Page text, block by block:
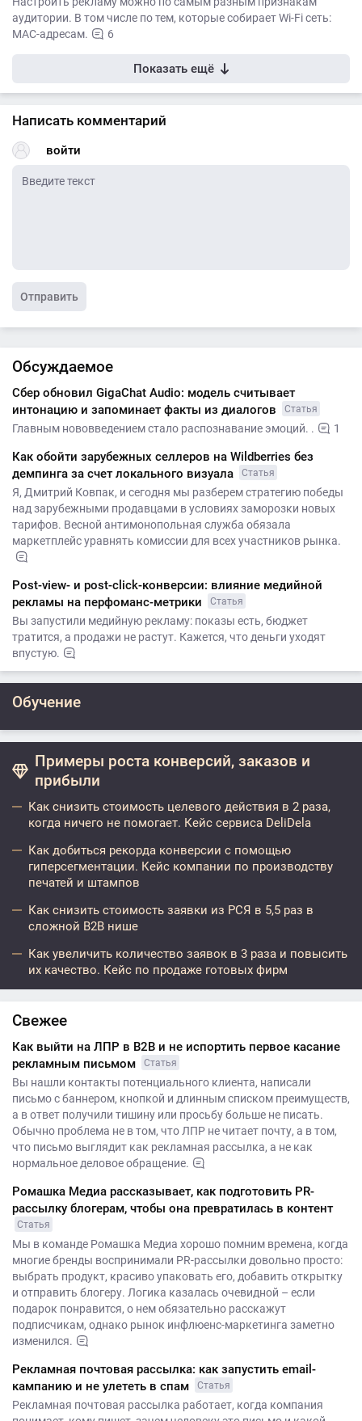
аудитории. В том числе по тем, которые собирает Wi-Fi сеть:
MAC-адресам.
6
Показать ещё
Написать комментарий
войти
Отправить
Обсуждаемое
Сбер обновил GigaChat Audio: модель считывает
интонацию и запоминает факты из диалогов
Статья
Главным нововведением стало распознавание эмоций. . 1
Как обойти зарубежных селлеров на Wildberries без
демпинга за счет локального визуала
Статья
Я, Дмитрий Ковпак, и сегодня мы разберем стратегию победы
над зарубежными продавцами в условиях заморозки новых
тарифов. Весной антимонопольная служба обязала
маркетплейс уравнять комиссии для всех участников рынка.
Post-view- и post-click-конверсии: влияние медийной
рекламы на перфоманс-метрики
Статья
Вы запустили медийную рекламу: показы есть, бюджет
тратится, а продажи не растут. Кажется, что деньги уходят
впустую.
Обучение
Примеры роста конверсий, заказов и
прибыли
Как снизить стоимость целевого действия в 2 раза,
когда ничего не помогает. Кейс сервиса DeliDela
Как добиться рекорда конверсии с помощью
гиперсегментации. Кейс компании по производству
печатей и штампов
Как снизить стоимость заявки из РСЯ в 5,5 раз в
сложной B2B нише
Как увеличить количество заявок в 3 раза и повысить
их качество. Кейс по продаже готовых фирм
Свежее
Как выйти на ЛПР в B2B и не испортить первое касание
рекламным письмом
Статья
Вы нашли контакты потенциального клиента, написали
письмо с баннером, кнопкой и длинным списком преимуществ,
а в ответ получили тишину или просьбу больше не писать.
Обычно проблема не в том, что ЛПР не читает почту, а в том,
что письмо выглядит как рекламная рассылка, а не как
нормальное деловое обращение.
Ромашка Медиа рассказывает, как подготовить PR-
рассылку блогерам, чтобы она превратилась в контент
Статья
Мы в команде Ромашка Медиа хорошо помним времена, когда
многие бренды воспринимали PR-рассылки довольно просто:
выбрать продукт, красиво упаковать его, добавить открытку
и отправить блогеру. Логика казалась очевидной – если
подарок понравится, о нем обязательно расскажут
подписчикам, однако рынок инфлюенс-маркетинга заметно
изменился.
Рекламная почтовая рассылка: как запустить email-
кампанию и не улететь в спам
Статья
Рекламная почтовая рассылка работает, когда компания